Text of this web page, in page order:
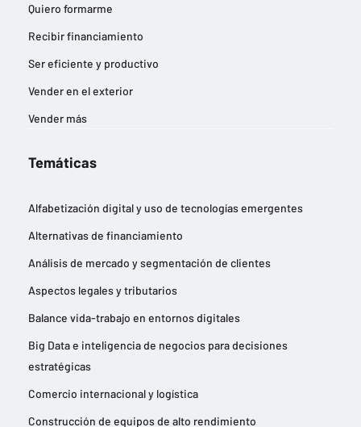
Quiero formarme
Recibir financiamiento
Ser eficiente y productivo
Vender en el exterior
Vender más
Temáticas
Alfabetización digital y uso de tecnologías emergentes
Alternativas de financiamiento
Análisis de mercado y segmentación de clientes
Aspectos legales y tributarios
Balance vida-trabajo en entornos digitales
Big Data e inteligencia de negocios para decisiones
estratégicas
Comercio internacional y logística
Construcción de equipos de alto rendimiento